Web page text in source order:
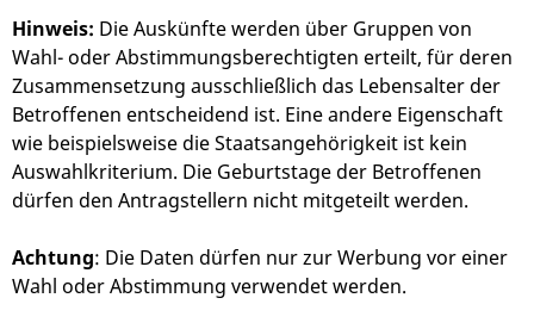
Hinweis: Die Auskünfte werden über Gruppen von
Wahl- oder Abstimmungsberechtigten erteilt, für deren
Zusammensetzung ausschließlich das Lebensalter der
Betroffenen entscheidend ist. Eine andere Eigenschaft
wie beispielsweise die Staatsangehörigkeit ist kein
Auswahlkriterium. Die Geburtstage der Betroffenen
dürfen den Antragstellern nicht mitgeteilt werden.
Achtung: Die Daten dürfen nur zur Werbung vor einer
Wahl oder Abstimmung verwendet werden.